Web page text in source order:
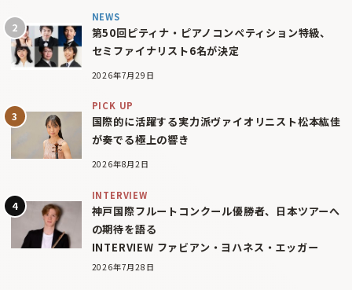
NEWS
第50回ピティナ・ピアノコンペティション特級、
セミファイナリスト6名が決定
2026年7月29日
PICK UP
国際的に活躍する実力派ヴァイオリニスト松本紘佳
が奏でる極上の響き
2026年8月2日
INTERVIEW
神戸国際フルートコンクール優勝者、日本ツアーへ
の期待を語る
INTERVIEW ファビアン・ヨハネス・エッガー
2026年7月28日